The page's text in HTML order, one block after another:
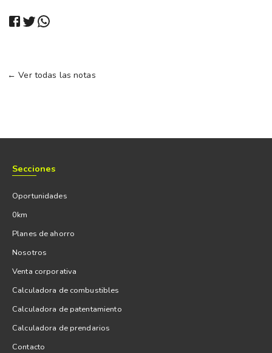
← Ver todas las notas
Secciones
Oportunidades
0km
Planes de ahorro
Nosotros
Venta corporativa
Calculadora de combustibles
Calculadora de patentamiento
Calculadora de prendarios
Contacto